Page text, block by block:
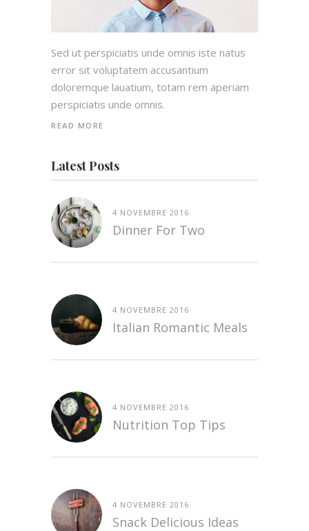
Sed ut perspiciatis unde omnis iste natus
error sit voluptatem accusantium
doloremque lauatium, totam rem aperiam
perspiciatis unde omnis.
READ MORE
Latest Posts
4 NOVEMBRE 2016
Dinner For Two
4 NOVEMBRE 2016
Italian Romantic Meals
4 NOVEMBRE 2016
Nutrition Top Tips
4 NOVEMBRE 2016
Snack Delicious Ideas